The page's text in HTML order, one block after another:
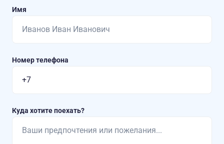
Имя
Номер телефона
Куда хотите поехать?